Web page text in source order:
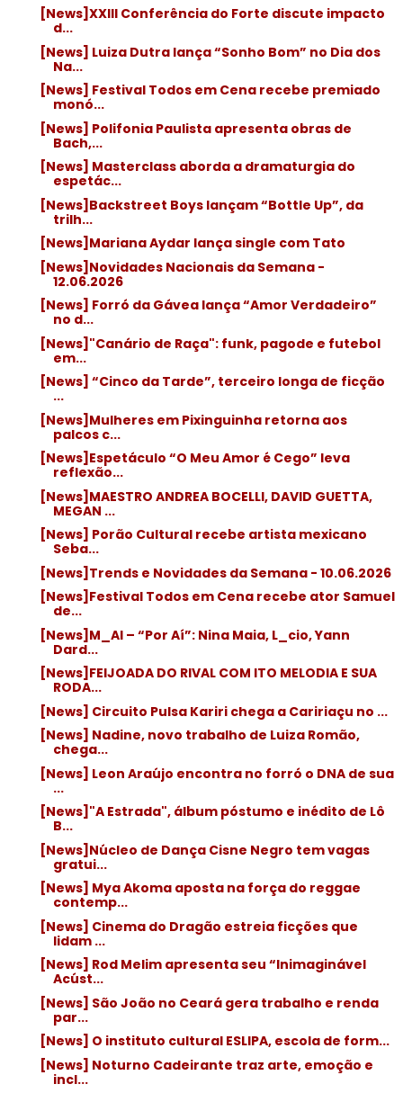
[News]XXIII Conferência do Forte discute impacto
d...
[News] Luiza Dutra lança “Sonho Bom” no Dia dos
Na...
[News] Festival Todos em Cena recebe premiado
monó...
[News] Polifonia Paulista apresenta obras de
Bach,...
[News] Masterclass aborda a dramaturgia do
espetác...
[News]Backstreet Boys lançam “Bottle Up”, da
trilh...
[News]Mariana Aydar lança single com Tato
[News]Novidades Nacionais da Semana -
12.06.2026
[News] Forró da Gávea lança “Amor Verdadeiro”
no d...
[News]"Canário de Raça": funk, pagode e futebol
em...
[News] “Cinco da Tarde”, terceiro longa de ficção
...
[News]Mulheres em Pixinguinha retorna aos
palcos c...
[News]Espetáculo “O Meu Amor é Cego” leva
reflexão...
[News]MAESTRO ANDREA BOCELLI, DAVID GUETTA,
MEGAN ...
[News] Porão Cultural recebe artista mexicano
Seba...
[News]Trends e Novidades da Semana - 10.06.2026
[News]Festival Todos em Cena recebe ator Samuel
de...
[News]M_AI – “Por Aí”: Nina Maia, L_cio, Yann
Dard...
[News]FEIJOADA DO RIVAL COM ITO MELODIA E SUA
RODA...
[News] Circuito Pulsa Kariri chega a Caririaçu no ...
[News] Nadine, novo trabalho de Luiza Romão,
chega...
[News] Leon Araújo encontra no forró o DNA de sua
...
[News]"A Estrada", álbum póstumo e inédito de Lô
B...
[News]Núcleo de Dança Cisne Negro tem vagas
gratui...
[News] Mya Akoma aposta na força do reggae
contemp...
[News] Cinema do Dragão estreia ficções que
lidam ...
[News] Rod Melim apresenta seu “Inimaginável
Acúst...
[News] São João no Ceará gera trabalho e renda
par...
[News] O instituto cultural ESLIPA, escola de form...
[News] Noturno Cadeirante traz arte, emoção e
incl...